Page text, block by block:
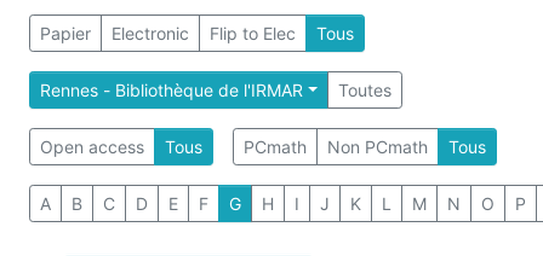
Papier Electronic Flip to Elec Tous
Rennes - Bibliothèque de l'IRMAR Toutes
Open access Tous PCmath Non PCmath Tous
A B C D E F G H I J K L M N O P